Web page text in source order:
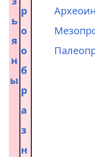
ь
я
н
ы
р
о
о
б
р
а
з
н